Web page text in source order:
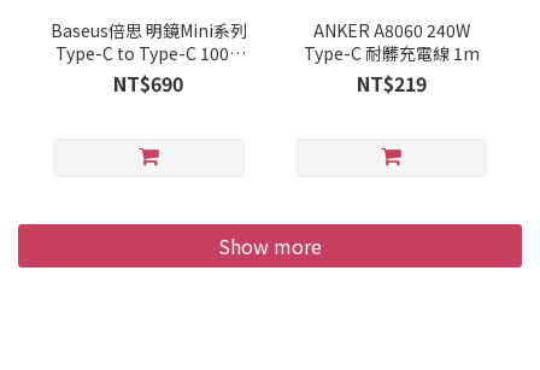
Baseus倍思 明鏡Mini系列
Type-C to Type-C 100w
伸縮收納 快速充電線 2m
NT$690
ANKER A8060 240W
Type-C 耐髒充電線 1m
NT$219
Show more